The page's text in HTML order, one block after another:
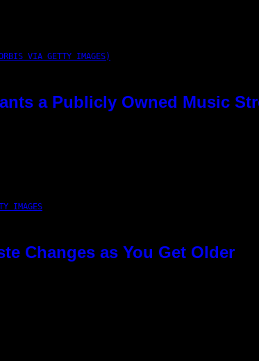
VIA GETTY IMAGES)
a Publicly Owned Music
IMAGES
Changes as You Get Older